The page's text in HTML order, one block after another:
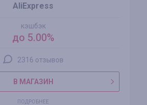
AliExpress
кэшбэк
до 5.00%
2316 отзывов
В МАГАЗИН
ПОДРОБНЕЕ